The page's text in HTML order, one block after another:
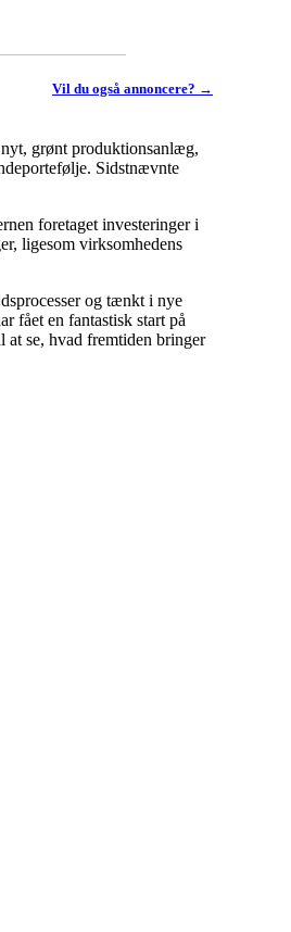
Vil du også annoncere? →
grønt produktionsanlæg,
Sidstnævnte
foretaget investeringer i
ligesom virksomhedens
og tænkt i nye
fået en fantastisk start på
at se, hvad fremtiden bringer